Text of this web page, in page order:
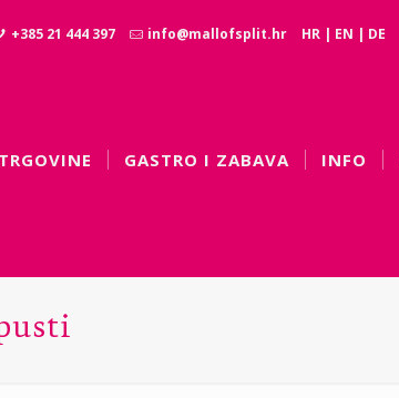
+385 21 444 397 info@mallofsplit.hr HR | EN | DE
TRGOVINE GASTRO I ZABAVA INFO